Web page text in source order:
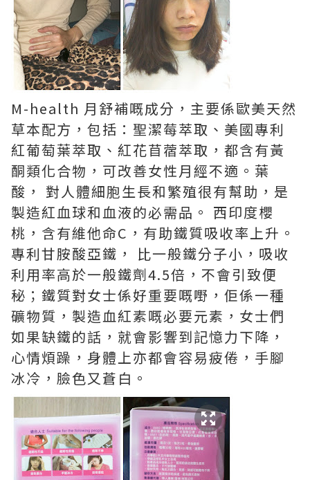
M-health 月舒補嘅成分，主要係歐美天然
草本配方，包括：聖潔莓萃取、美國專利
紅葡萄葉萃取、紅花苜蓿萃取，都含有黃
酮類化合物，可改善女性月經不適。葉
酸， 對人體細胞生長和繁殖很有幫助，是
製造紅血球和血液的必需品。 西印度櫻
桃，含有維他命C，有助鐵質吸收率上升。
專利甘胺酸亞鐵， 比一般鐵分子小，吸收
利用率高於一般鐵劑4.5倍，不會引致便
秘；鐵質對女士係好重要嘅嘢，佢係一種
礦物質，製造血紅素嘅必要元素，女士們
如果缺鐵的話，就會影響到記憶力下降，
心情煩躁，身體上亦都會容易疲倦，手腳
冰冷，臉色又蒼白。